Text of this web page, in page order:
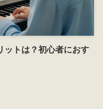
ットは？初心者におす